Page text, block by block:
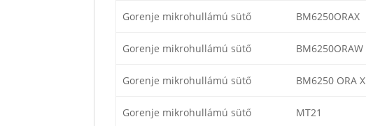
Gorenje mikrohullámú sütő BM6250ORAX
Gorenje mikrohullámú sütő BM6250ORAW
Gorenje mikrohullámú sütő BM6250 ORA X
Gorenje mikrohullámú sütő MT21